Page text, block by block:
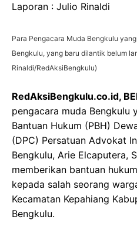
Laporan : Julio Rinaldi
Para Pengacara Muda Bengkulu
Bengkulu, yang baru dilantik belum
Rinaldi/RedAksiBengkulu)
RedAksiBengkulu.co.id,
pengacara muda Bengkulu
Bantuan Hukum (PBH)
(DPC) Persatuan Advokat
Bengkulu, Arie Elcaputera,
memberikan bantuan
kepada salah seorang
Kecamatan Kepahiang
Bengkulu.